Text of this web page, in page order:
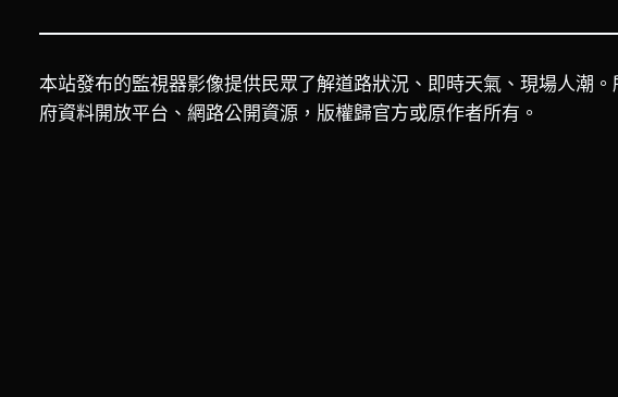
本站發布的監視器影像提供民眾了解道路狀況、即時天氣、現場人潮
府資料開放平台、網路公開資源，版權歸官方或原作者所有。